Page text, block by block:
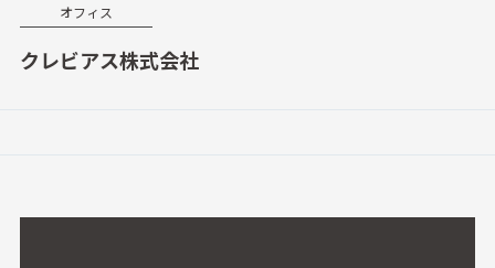
オフィス
クレビアス株式会社